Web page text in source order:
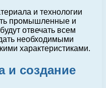
и технологии
промышленные и
отвечать всем
необходимыми
характеристиками.
и создание